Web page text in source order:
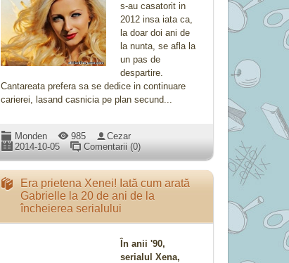
s-au casatorit in
2012 insa iata ca,
la doar doi ani de
la nunta, se afla la
un pas de
despartire.
Cantareata prefera sa se dedice in continuare
carierei, lasand casnicia pe plan secund...
Monden 985
Cezar
2014-10-05
Comentarii (0)
Era prietena Xenei! Iată cum arată
Gabrielle la 20 de ani de la
încheierea serialului
În anii '90,
serialul Xena,